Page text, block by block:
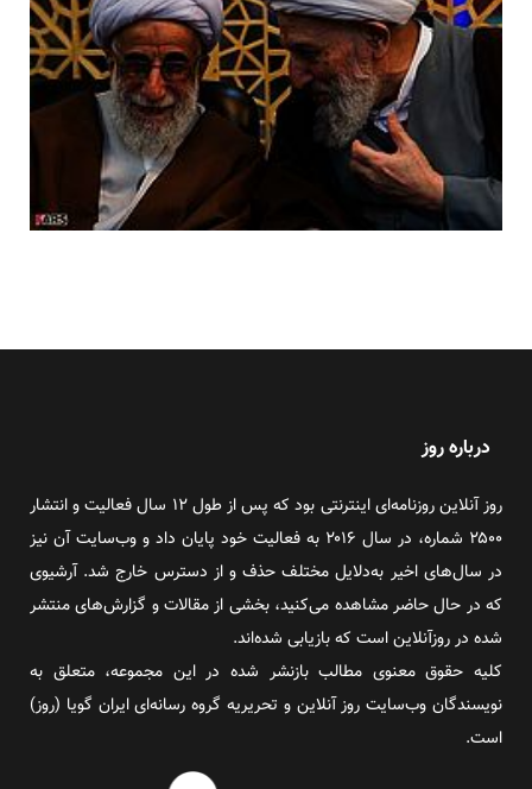
درباره روز
روز آنلاین روزنامه‌ای اینترنتی بود که پس از طول ۱۲ سال فعالیت و انتشار
۲۵۰۰ شماره، در سال ۲۰۱۶ به فعالیت خود پایان داد و وب‌سایت آن نیز
در سال‌های اخیر به‌دلایل مختلف حذف و از دسترس خارج شد. آرشیوی
که در حال حاضر مشاهده می‌کنید، بخشی از مقالات و گزارش‌های منتشر
شده در روزآنلاین است که بازیابی شده‌اند.
کلیه حقوق معنوی مطالب بازنشر شده در این مجموعه، متعلق به
نویسندگان وب‌سایت روز آنلاین و تحریریه گروه رسانه‌ای ایران گویا (روز)
است.